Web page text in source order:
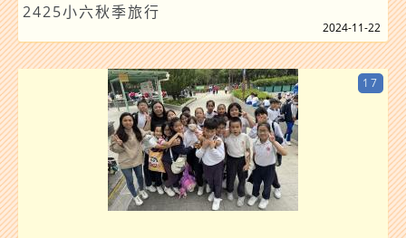
2425小六秋季旅行
2024-11-22
17